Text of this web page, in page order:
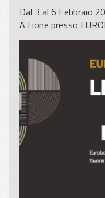
Dal 3 al 6 Febbraio
A Lione presso